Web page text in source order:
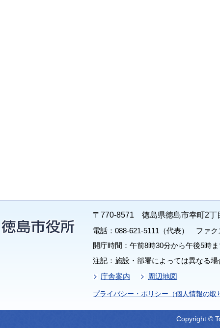
〒770-8571 徳島県徳島市幸町2丁
電話：088-621-5111（代表） ファク
開庁時間：午前8時30分から午後5時
注記：施設・部署によっては異なる
庁舎案内
周辺地図
プライバシー・ポリシー（個人情報の取
Copyright ©